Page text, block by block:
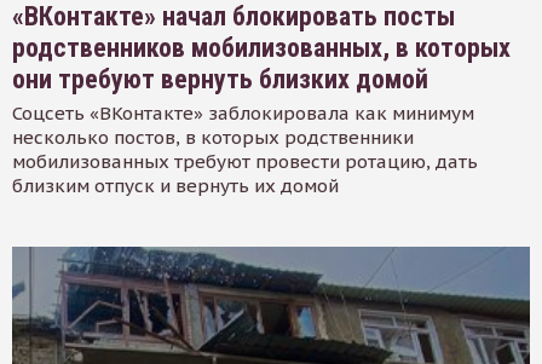
«ВКонтакте» начал блокировать посты
родственников мобилизованных, в которых
они требуют вернуть близких домой
Соцсеть «ВКонтакте» заблокировала как минимум
несколько постов, в которых родственники
мобилизованных требуют провести ротацию, дать
близким отпуск и вернуть их домой